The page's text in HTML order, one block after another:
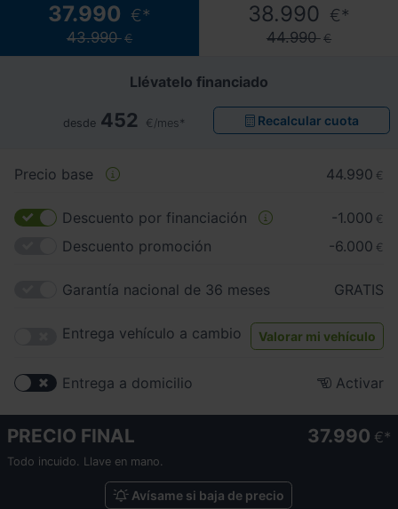
37.990 €*
43.990 €
38.990 €*
44.990 €
Llévatelo financiado
desde 452 €/mes* Recalcular cuota
Precio base 44.990 €
Descuento por financiación -1.000 €
Descuento promoción -6.000 €
Garantía nacional de 36 meses GRATIS
Entrega vehículo a cambio Valorar mi vehículo
Entrega a domicilio Activar
PRECIO FINAL 37.990 €
Todo incuido. Llave en mano.
Avísame si baja de precio